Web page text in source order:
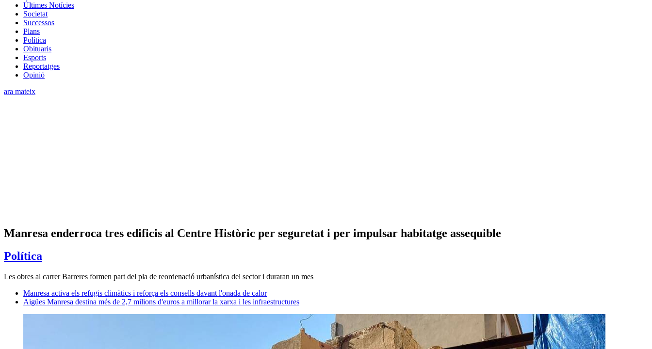
Últimes Notícies
Societat
Successos
Plans
Política
Obituaris
Esports
Reportatges
Opinió
ara mateix
Manresa enderroca tres edificis al Centre Històric per seguretat i per impulsar habitatge assequible
Política
Les obres al carrer Barreres formen part del pla de reordenació urbanística del sector i duraran un mes
Manresa activa els refugis climàtics i reforça els consells davant l'onada de calor
Aigües Manresa destina més de 2,7 milions d'euros a millorar la xarxa i les infraestructures